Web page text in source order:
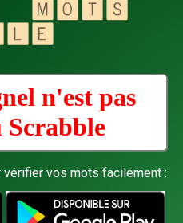
n'est pas
Scrabble
vos mots facilement :